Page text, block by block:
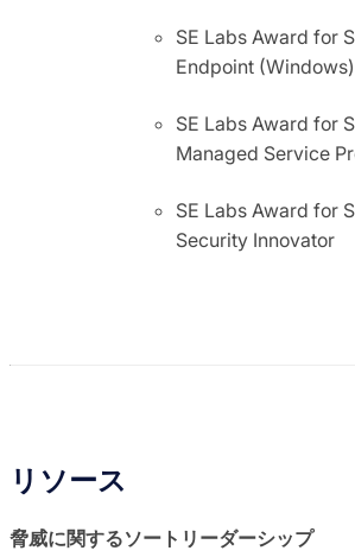
SE Labs Award for
Endpoint (Windows)
SE Labs Award for
Managed Service
SE Labs Award for
Security Innovator
リソース
脅威に関するソートリーダーシップ